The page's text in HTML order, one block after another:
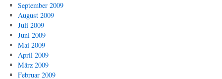
September 2009
August 2009
Juli 2009
Juni 2009
Mai 2009
April 2009
März 2009
Februar 2009